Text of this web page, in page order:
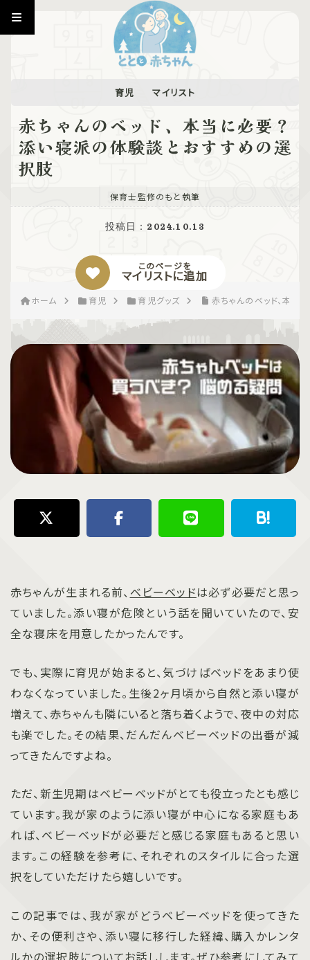
育児 マイリスト
赤ちゃんのベッド、本当に必要？
添い寝派の体験談とおすすめの選
択肢
投稿日： 2024.10.13
このページを
マイリストに追加
保育士監修のもと執筆
ホーム 育児 育児グッズ 赤ちゃんのベッド、本
赤ちゃんが生まれる前、 ベビーベッドは必ず必要だと思っ
ていました。添い寝が危険という話を聞いていたので、安
全な寝床を用意したかったんです。
でも、実際に育児が始まると、気づけばベッドをあまり使
わなくなっていました。生後2ヶ月頃から自然と添い寝が
増えて、赤ちゃんも隣にいると落ち着くようで、夜中の対応
も楽でした。その結果、だんだんベビーベッドの出番が減
ってきたんですよね。
ただ、新生児期はベビーベッドがとても役立ったとも感じ
ています。我が家のように添い寝が中心になる家庭もあ
れば、ベビーベッドが必要だと感じる家庭もあると思い
ます。この経験を参考に、それぞれのスタイルに合った選
択をしていただけたら嬉しいです。
この記事では、我が家がどうベビーベッドを使ってきた
か、その便利さや、添い寝に移行した経緯、購入かレンタ
ルかの選択肢についてお話しします。ぜひ参考にしてみて